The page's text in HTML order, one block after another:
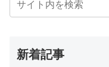
新着記事